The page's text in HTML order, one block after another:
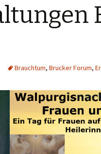
Brauchtum, Brucker Forum,